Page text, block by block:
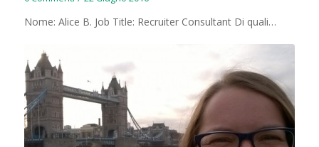
Nome: Alice B. Job Title: Recruiter Consultant Di quali…